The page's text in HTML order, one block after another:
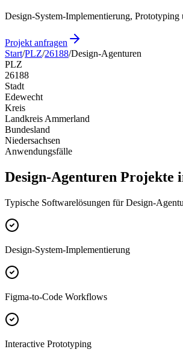
Design-System-Implementierung,
Projekt anfragen
Start/PLZ/26188/Design-Agenturen
PLZ
26188
Stadt
Edewecht
Kreis
Landkreis Ammerland
Bundesland
Niedersachsen
Anwendungsfälle
Design-Agenturen Projekte
Typische Softwarelösungen für Design-
Design-System-Implementierung
Figma-to-Code Workflows
Interactive Prototyping